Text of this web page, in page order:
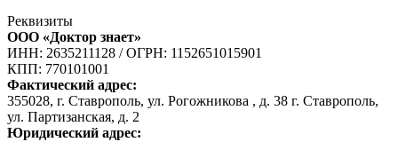
Реквизиты
ООО «Доктор знает»
ИНН: 2635211128 /ОГРН: 1152651015901
КПП: 770101001
Фактический адрес:
355028, г. Ставрополь, ул. Рогожникова , д. 38 г. Ставрополь,
ул. Партизанская, д. 2
Юридический адрес: